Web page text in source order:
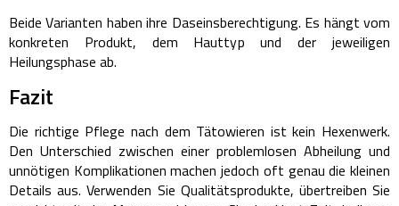
Beide Varianten haben ihre Daseinsberechtigung. Es hängt vom
konkreten Produkt, dem Hauttyp und der jeweiligen
Heilungsphase ab.
Fazit
Die richtige Pflege nach dem Tätowieren ist kein Hexenwerk.
Den Unterschied zwischen einer problemlosen Abheilung und
unnötigen Komplikationen machen jedoch oft genau die kleinen
Details aus.Verwenden Sie Qualitätsprodukte, übertreiben Sie